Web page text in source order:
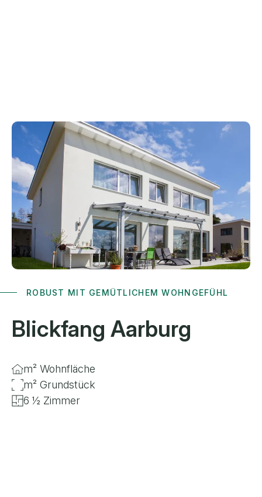
ROBUST MIT GEMÜTLICHEM WOHNGEFÜHL
Blickfang Aarburg
m² Wohnfläche
m² Grundstück
6 ½ Zimmer